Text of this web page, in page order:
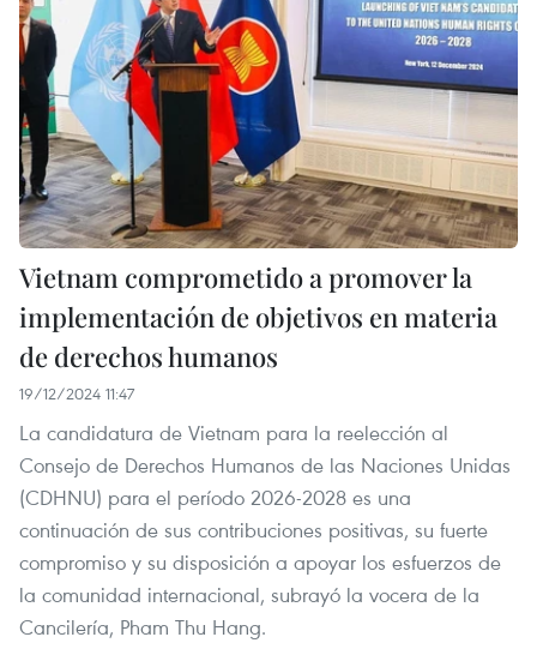
Vietnam comprometido a promover la
implementación de objetivos en materia
de derechos humanos
19/12/2024 11:47
La candidatura de Vietnam para la reelección al
Consejo de Derechos Humanos de las Naciones Unidas
(CDHNU) para el período 2026-2028 es una
continuación de sus contribuciones positivas, su fuerte
compromiso y su disposición a apoyar los esfuerzos de
la comunidad internacional, subrayó la vocera de la
Cancilería, Pham Thu Hang.